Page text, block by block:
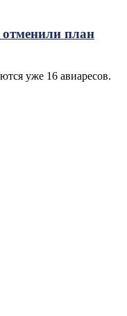
план
уже 16 авиаресов.